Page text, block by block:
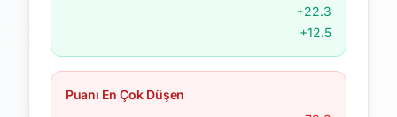
+22.3
+12.5
Puanı En Çok Düşen